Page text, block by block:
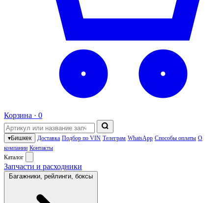
Корзина · 0
▾Бишкек Доставка Подбор по VIN Телеграм WhatsApp Способы оплаты О
компании Контакты
Каталог
Запчасти и расходники
Багажники, рейлинги, боксы